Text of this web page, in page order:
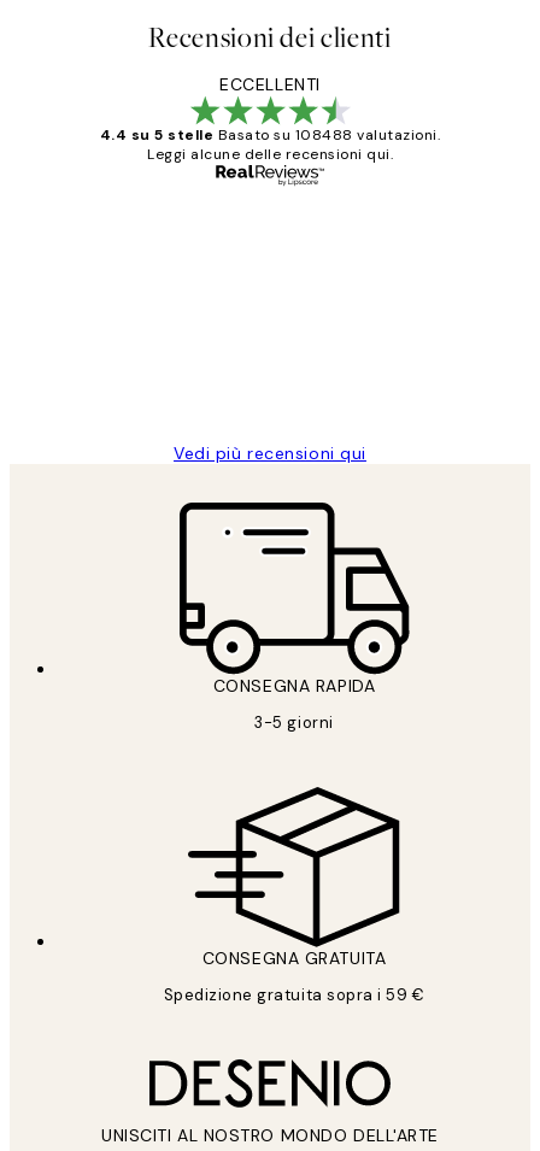
Recensioni dei clienti
ECCELLENTI
4.4 su 5 stelle Basato su 108488 valutazioni.
Leggi alcune delle recensioni qui.
Vedi più recensioni qui
CONSEGNA RAPIDA
3-5 giorni
CONSEGNA GRATUITA
Spedizione gratuita sopra i 59 €
UNISCITI AL NOSTRO MONDO DELL'ARTE